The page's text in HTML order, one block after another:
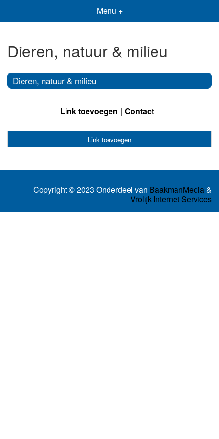
Menu +
Dieren, natuur & milieu
Dieren, natuur & milieu
Link toevoegen Contact
Link toevoegen
Copyright © 2023 Onderdeel van BaakmanMedia&
Vrolijk Internet Services